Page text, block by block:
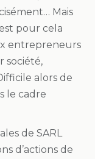
Mais
pour cela
entrepreneurs
société,
alors de
le cadre
de SARL
d’actions de